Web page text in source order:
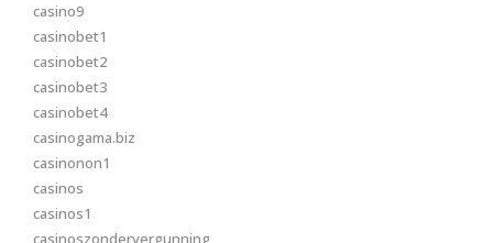
casino9
casinobet1
casinobet2
casinobet3
casinobet4
casinogama.biz
casinonon1
casinos
casinos1
casinoszondervergunning